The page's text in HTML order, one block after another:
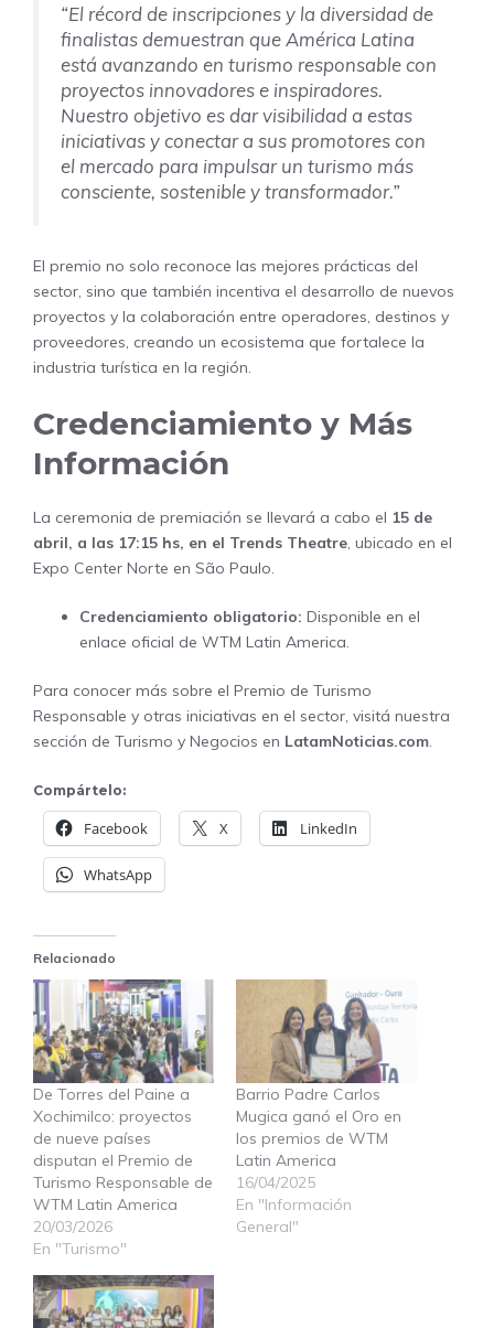
“El récord de inscripciones y la diversidad de
finalistas demuestran que América Latina
está avanzando en turismo responsable con
proyectos innovadores e inspiradores.
Nuestro objetivo es dar visibilidad a estas
iniciativas y conectar a sus promotores con
el mercado para impulsar un turismo más
consciente, sostenible y transformador.”
El premio no solo reconoce las mejores prácticas del
sector, sino que también incentiva el desarrollo de nuevos
proyectos y la colaboración entre operadores, destinos y
proveedores, creando un ecosistema que fortalece la
industria turística en la región.
Credenciamiento y Más
Información
La ceremonia de premiación se llevará a cabo el 15 de
abril, a las 17:15 hs, en el Trends Theatre, ubicado en el
Expo Center Norte en São Paulo.
Credenciamiento obligatorio: Disponible en el
enlace oficial de WTM Latin America.
Para conocer más sobre el Premio de Turismo
Responsable y otras iniciativas en el sector, visitá nuestra
sección de Turismo y Negocios en LatamNoticias.com.
Compártelo:
Facebook X LinkedIn
WhatsApp
Relacionado
De Torres del Paine a
Xochimilco: proyectos
de nueve países
disputan el Premio de
Turismo Responsable de
WTM Latin America
20/03/2026
En "Turismo"
Barrio Padre Carlos
Mugica ganó el Oro en
los premios de WTM
Latin America
16/04/2025
En "Información
General"